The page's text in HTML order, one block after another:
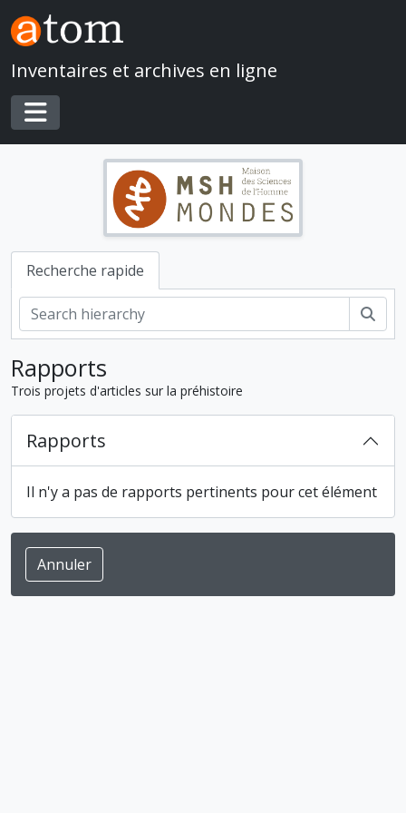
Skip to main content
Inventaires et archives en ligne
Toggle navigation
Recherche rapide
Rapports
Trois projets d'articles sur la préhistoire
Rapports
Il n'y a pas de rapports pertinents pour cet élément
Annuler